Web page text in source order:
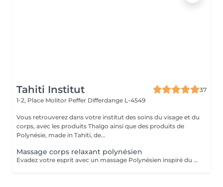
Tahiti Institut
37
1-2, Place Molitor Peffer Differdange L-4549
Vous retrouverez dans votre institut des soins du visage et du
corps, avec les produits Thalgo ainsi que des produits de
Polynésie, made in Tahiti, de...
Massage corps relaxant polynésien
Evadez votre esprit avec un massage Polynésien inspiré du massage traditionnel Taurumi. Au véritable Monoï de Tahiti. Massage esthétique relaxant principalement effectué avec la douceur des avant-bras tel des mouvements ondulatoires qui suggèrent les vagues de la mer. Il débute par le cuir chevelu, sans huile, puis le Monoï est appliqué sur le reste du corps. L'ensemble des soins sont des soins esthétiques, réalisés par des esthéticiennes diplômées. Ils n'ont pas de visée médicale et les massages ne sont aucunement sexuels. Vous avez pris rendez-vous dans un institut de beauté. Merci de respecter le personnel